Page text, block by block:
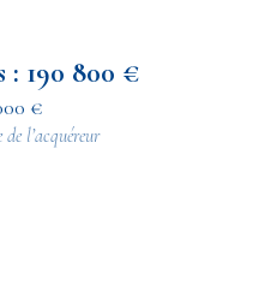
190 800 €
€
l’acquéreur